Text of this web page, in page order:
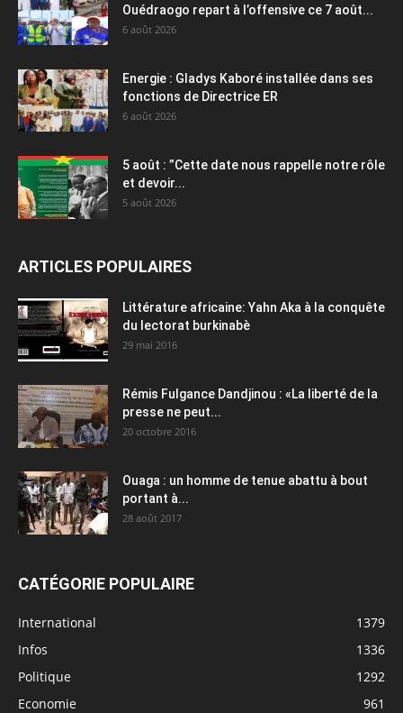
Ouédraogo repart à l’offensive ce 7 août...
6 août 2026
Energie : Gladys Kaboré installée dans ses
fonctions de Directrice ER
6 août 2026
5 août : ”Cette date nous rappelle notre rôle
et devoir...
5 août 2026
ARTICLES POPULAIRES
Littérature africaine: Yahn Aka à la conquête
du lectorat burkinabè
29 mai 2016
Rémis Fulgance Dandjinou : «La liberté de la
presse ne peut...
20 octobre 2016
Ouaga : un homme de tenue abattu à bout
portant à...
28 août 2017
CATÉGORIE POPULAIRE
International
1379
Infos
1336
Politique
1292
Economie
961